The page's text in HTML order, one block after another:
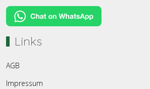
Links
AGB
Impressum